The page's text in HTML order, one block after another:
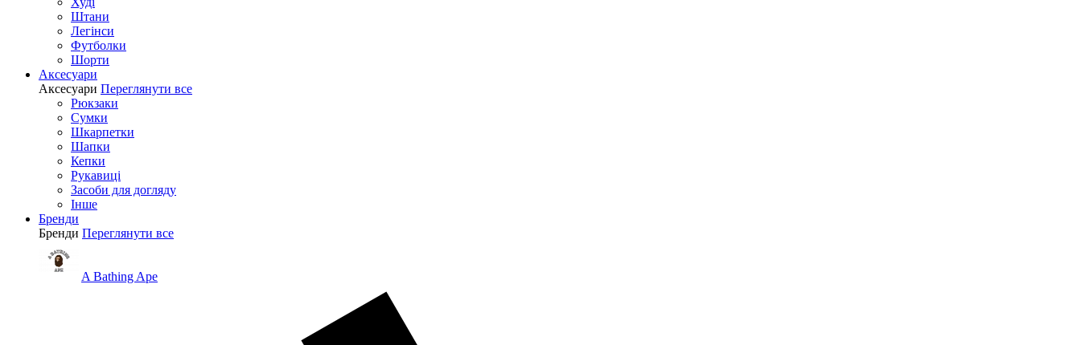
Штани
Легінси
Футболки
Шорти
Аксесуари
Аксесуари Переглянути все
Рюкзаки
Сумки
Шкарпетки
Шапки
Кепки
Рукавиці
Засоби для догляду
Інше
Бренди
Бренди Переглянути все
A Bathing Ape